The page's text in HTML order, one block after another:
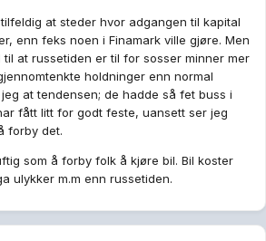
at steder hvor adgangen til kapital
enn feks noen i Finamark ville gjøre. Men
at russetiden er til for sosser minner mer
holdninger enn normal
at tendensen; de hadde så fet buss i
fått litt for godt feste, uansett ser jeg
forby det.
som å forby folk å kjøre bil. Bil koster
ulykker m.m enn russetiden.